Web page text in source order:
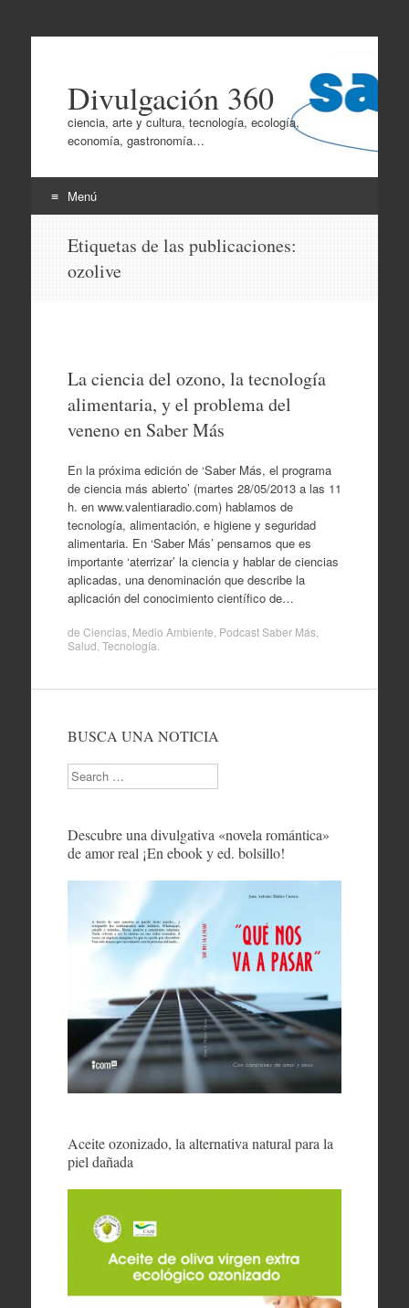
Divulgación 360
ciencia, arte y cultura, tecnología, ecología,
economía, gastronomía…
Menú
contenido
Etiquetas de las publicaciones:
ozolive
La ciencia del ozono, la tecnología
alimentaria, y el problema del
veneno en Saber Más
En la próxima edición de ‘Saber Más, el programa
de ciencia más abierto’ (martes 28/05/2013 a las 11
h. en www.valentiaradio.com) hablamos de
tecnología, alimentación, e higiene y seguridad
alimentaria. En ‘Saber Más’ pensamos que es
importante ‘aterrizar’ la ciencia y hablar de ciencias
aplicadas, una denominación que describe la
aplicación del conocimiento científico de…
de Ciencias, Medio Ambiente Podcast Saber Más,
Salud Tecnología
BUSCA UNA NOTICIA
Search
Descubre una divulgativa «novela romántica»
de amor real ¡En ebook y ed. bolsillo!
Aceite ozonizado, la alternativa natural para la
piel dañada